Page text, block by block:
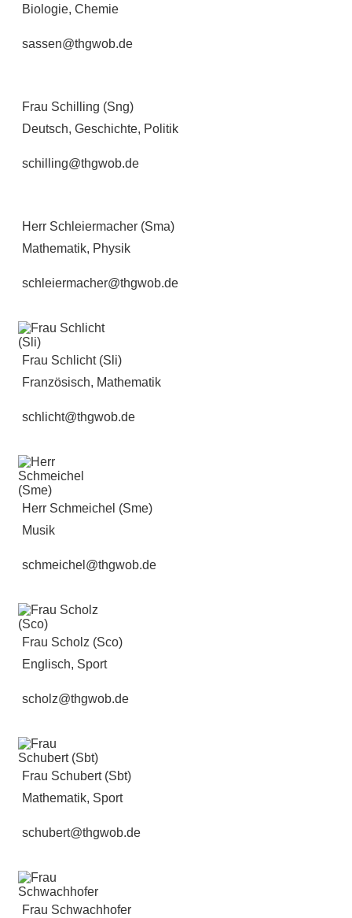
Biologie, Chemie
sassen@thgwob.de
Frau Schilling (Sng)
Deutsch, Geschichte, Politik
schilling@thgwob.de
Herr Schleiermacher (Sma)
Mathematik, Physik
schleiermacher@thgwob.de
Frau Schlicht (Sli)
Französisch, Mathematik
schlicht@thgwob.de
Herr Schmeichel (Sme)
Musik
schmeichel@thgwob.de
Frau Scholz (Sco)
Englisch, Sport
scholz@thgwob.de
Frau Schubert (Sbt)
Mathematik, Sport
schubert@thgwob.de
Frau Schwachhofer